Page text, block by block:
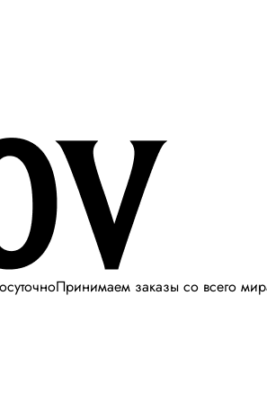
Принимаем заказы со всего